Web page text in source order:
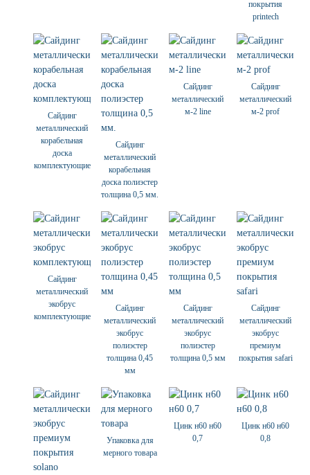
покрытия
printech
Сайдинг
металлический
корабельная
доска
комплектующие
Сайдинг
металлический
корабельная
доска полиэстер
толщина 0,5 мм.
Сайдинг
металлический
м-2 line
Сайдинг
металлический
м-2 prof
Сайдинг
металлический
экобрус
комплектующие
Сайдинг
металлический
экобрус
полиэстер
толщина 0,45
мм
Сайдинг
металлический
экобрус
полиэстер
толщина 0,5 мм
Сайдинг
металлический
экобрус
премиум
покрытия safari
Упаковка для
мерного товара
Цинк н60 н60
0,7
Цинк н60 н60
0,8